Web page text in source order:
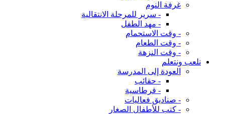
غرفة النوم
- سرير للمرحلة الانتقالية
- مهد الطفل
- وقت الاستحمام
- وقت الطعام
- وقت النزهة
نلعب ونتعلم
العودة إلى المدرسة
- حقائب
- قرطاسية
- صناديق فعاليات
- كتب للأطفال الصغار